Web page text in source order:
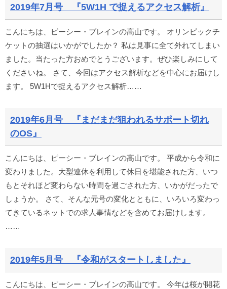
2019年7月号 『5W1H で捉えるアクセス解析』
こんにちは、ピーシー・ブレインの高山です。 オリンピックチ
ケットの抽選はいかがでしたか？ 私は見事に全て外れてしまい
ました。当たった方おめでとうございます。ぜひ楽しみにして
くださいね。 さて、今回はアクセス解析などを中心にお届けし
ます。 5W1Hで捉えるアクセス解析……
2019年6月号 『まだまだ狙われるサポート切れ
のOS』
こんにちは、ピーシー・ブレインの高山です。 平成から令和に
変わりました。大型連休を利用して休日を堪能された方、いつ
もとそれほど変わらない時間を過ごされた方、いかがだったで
しょうか。 さて、そんな元号の変化とともに、いろいろ変わっ
てきているネットでの求人事情などを含めてお届けします。
……
2019年5月号 『令和がスタートしました』
こんにちは、ピーシー・ブレインの高山です。 今年は桜が開花